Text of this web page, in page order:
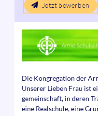
Jetzt bewerben
Die Kongregation der
Unserer Lieben Frau ist
gemeinschaft, in deren
eine Real­schule, eine